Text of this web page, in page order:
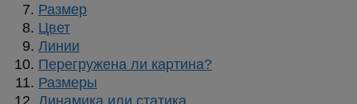
Размер
Цвет
Линии
Перегружена ли картина?
Размеры
Динамика или статика